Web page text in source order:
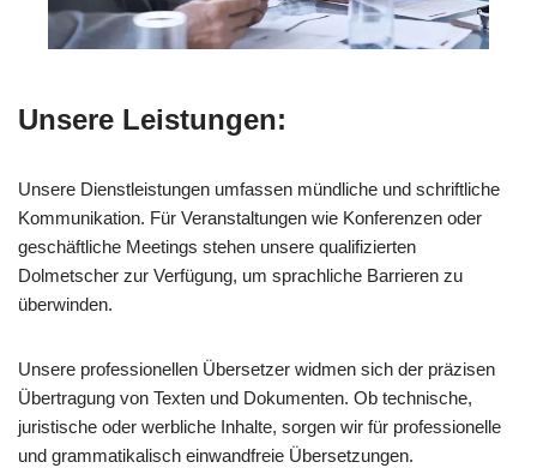
Unsere Leistungen:
Unsere Dienstleistungen umfassen mündliche und schriftliche
Kommunikation. Für Veranstaltungen wie Konferenzen oder
geschäftliche Meetings stehen unsere qualifizierten
Dolmetscher zur Verfügung, um sprachliche Barrieren zu
überwinden.
Unsere professionellen Übersetzer widmen sich der präzisen
Übertragung von Texten und Dokumenten. Ob technische,
juristische oder werbliche Inhalte, sorgen wir für professionelle
und grammatikalisch einwandfreie Übersetzungen.